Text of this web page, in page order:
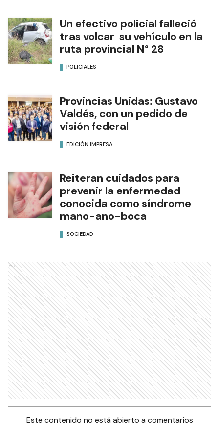
Un efectivo policial falleció
tras volcar su vehículo en la
ruta provincial N° 28
POLICIALES
Provincias Unidas: Gustavo
Valdés, con un pedido de
visión federal
EDICIÓN IMPRESA
Reiteran cuidados para
prevenir la enfermedad
conocida como síndrome
mano-ano-boca
SOCIEDAD
Ads
Este contenido no está abierto a comentarios